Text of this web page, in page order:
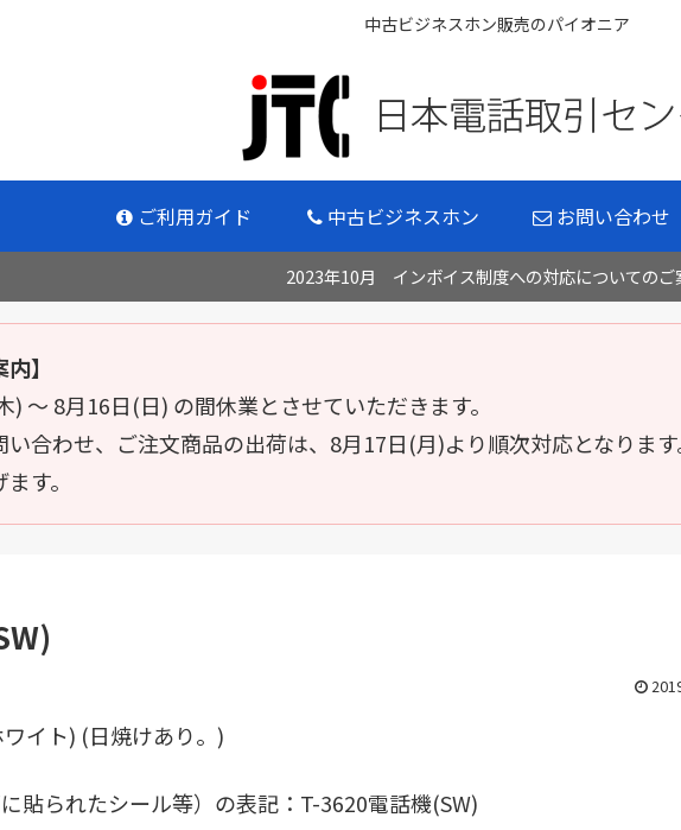
中古ビジネスホン販売のパイオニア
ご利用ガイド 中古ビジネスホン お問い合わせ
2023年10月 インボイス制度への対応についてのご
】
) ～ 8月16日(日) の間休業とさせていただきます。
合わせ、ご注文商品の出荷は、8月17日(月)より順次対応となりま
す。
イト) (日焼けあり。)
貼られたシール等）の表記：T-3620電話機(SW)